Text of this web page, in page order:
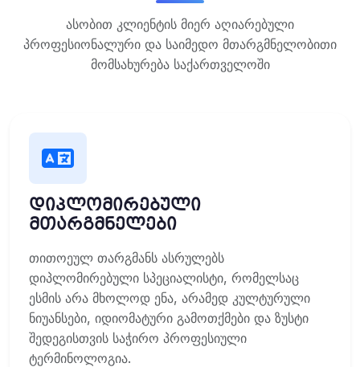
ასობით კლიენტის მიერ აღიარებული
პროფესიონალური და საიმედო მთარგმნელობითი
მომსახურება საქართველოში
დიპლომირებული
მთარგმნელები
თითოეულ თარგმანს ასრულებს
დიპლომირებული სპეციალისტი, რომელსაც
ესმის არა მხოლოდ ენა, არამედ კულტურული
ნიუანსები, იდიომატური გამოთქმები და ზუსტი
შედეგისთვის საჭირო პროფესიული
ტერმინოლოგია.